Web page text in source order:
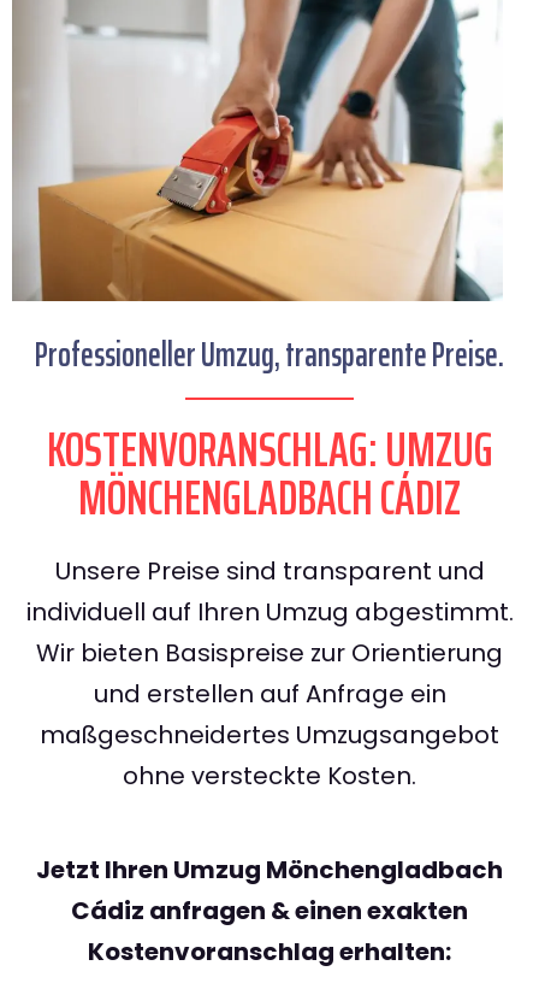
Professioneller Umzug, transparente Preise.
KOSTENVORANSCHLAG: UMZUG
MÖNCHENGLADBACH CÁDIZ
Unsere Preise sind transparent und
individuell auf Ihren Umzug abgestimmt.
Wir bieten Basispreise zur Orientierung
und erstellen auf Anfrage ein
maßgeschneidertes Umzugsangebot
ohne versteckte Kosten.
Jetzt Ihren Umzug Mönchengladbach
Cádiz anfragen & einen exakten
Kostenvoranschlag erhalten: